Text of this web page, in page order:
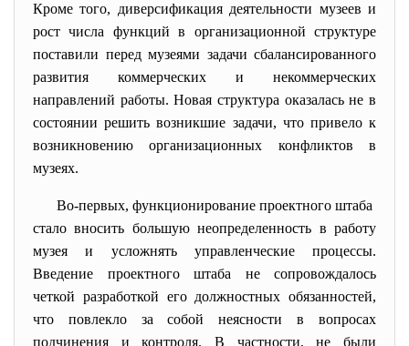
Кроме того, диверсификация деятельности музеев и
рост числа функций в организационной структуре
поставили перед музеями задачи сбалансированного
развития коммерческих и некоммерческих
направлений работы. Новая структура оказалась не в
состоянии решить возникшие задачи, что привело к
возникновению организационных конфликтов в
музеях.
Во-первых, функционирование проектного штаба
стало вносить большую неопределенность в работу
музея и усложнять управленческие процессы.
Введение проектного штаба не сопровождалось
четкой разработкой его должностных обязанностей,
что повлекло за собой неясности в вопросах
подчинения и контроля. В частности, не были